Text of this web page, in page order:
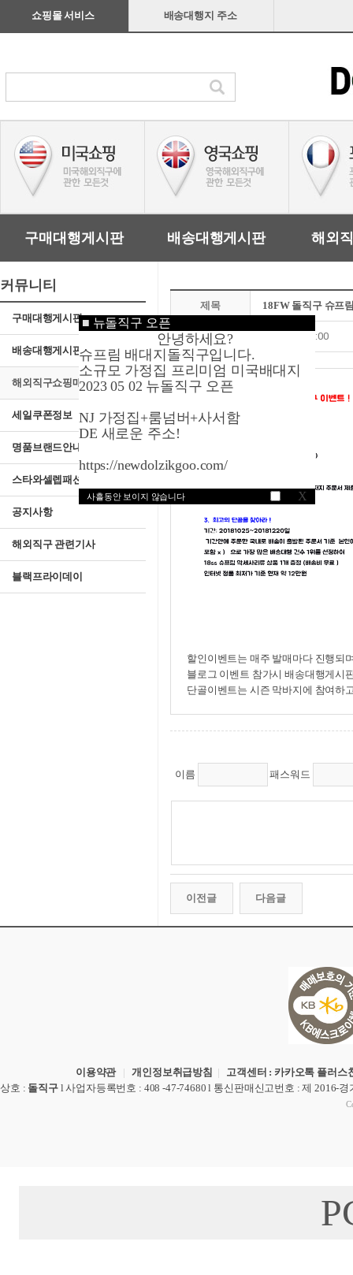
■ 뉴돌직구 오픈
안녕하세요?
슈프림 배대지돌직구입니다.
소규모 가정집 프리미엄 미국배대지
2023 05 02 뉴돌직구 오픈
NJ 가정집+룸넘버+사서함
DE 새로운 주소!
https://newdolzikgoo.com/
사흘동안 보이지 않습니다 X
쇼핑몰 서비스 배송대행지 주소
구매대행게시판 배송대행게시판 해외
커뮤니티
구매대행게시판
배송대행게시판
해외직구쇼핑매뉴얼
세일쿠폰정보
명품브랜드안내
스타와셀렙패션
공지사항
해외직구 관련기사
블랙프라이데이
제목 18FW 돌직구 슈프
작성일 18-11-01 23:00
할인이벤트는 매주 발매마다 진행되
블로그 이벤트 참가시 배송대행게시
단골이벤트는 시즌 막바지에 참여하
이름 패스워드
이용약관 |개인정보취급방침 | 고객센터 : 카카오톡 플러스
상호 : 돌직구 l사업자등록번호 : 408 -47-74680 l 통신판매신고번호 : 제 2016-